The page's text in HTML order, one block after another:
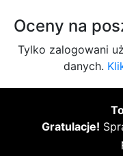
Oceny na
Tylko zalogowani
danych.
Gratulacje!